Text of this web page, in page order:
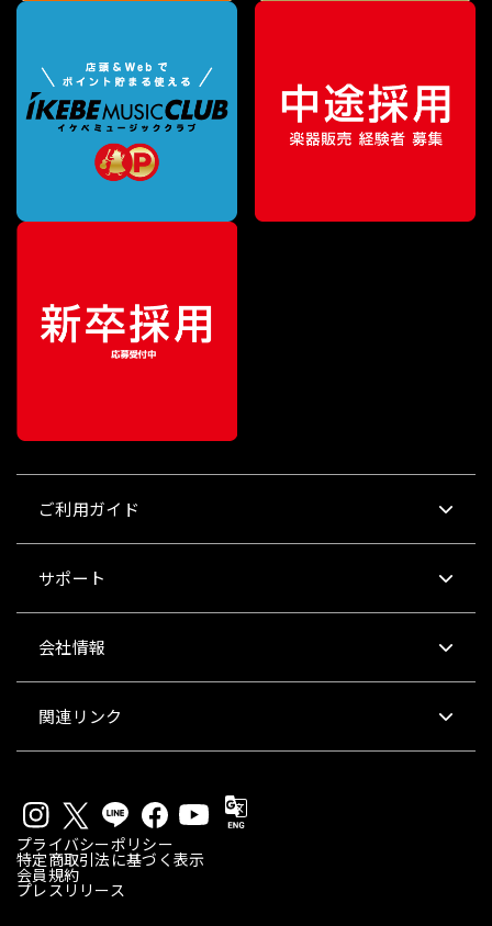
ご利用ガイド
サポート
会社情報
関連リンク
プライバシーポリシー
特定商取引法に基づく表示
会員規約
プレスリリース